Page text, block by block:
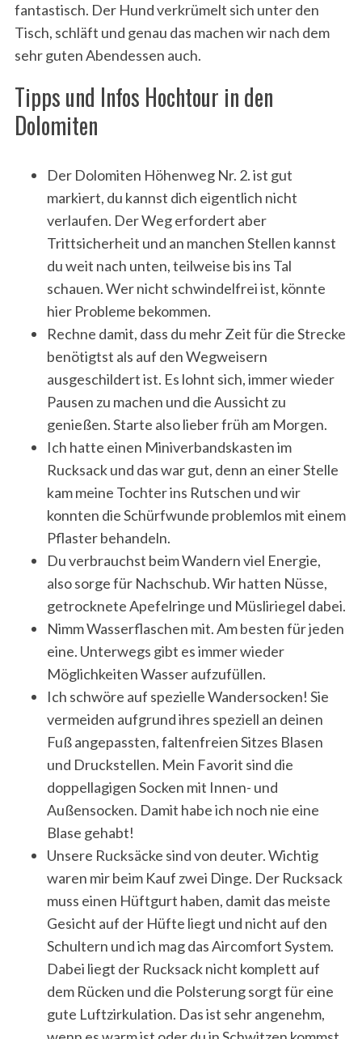
fantastisch. Der Hund verkrümelt sich unter den
Tisch, schläft und genau das machen wir nach dem
sehr guten Abendessen auch.
Tipps und Infos Hochtour in den
Dolomiten
Der Dolomiten Höhenweg Nr. 2. ist gut
markiert, du kannst dich eigentlich nicht
verlaufen. Der Weg erfordert aber
Trittsicherheit und an manchen Stellen kannst
du weit nach unten, teilweise bis ins Tal
schauen. Wer nicht schwindelfrei ist, könnte
hier Probleme bekommen.
Rechne damit, dass du mehr Zeit für die Strecke
benötigtst als auf den Wegweisern
ausgeschildert ist. Es lohnt sich, immer wieder
Pausen zu machen und die Aussicht zu
genießen. Starte also lieber früh am Morgen.
Ich hatte einen Miniverbandskasten im
Rucksack und das war gut, denn an einer Stelle
kam meine Tochter ins Rutschen und wir
konnten die Schürfwunde problemlos mit einem
Pflaster behandeln.
Du verbrauchst beim Wandern viel Energie,
also sorge für Nachschub. Wir hatten Nüsse,
getrocknete Apefelringe und Müsliriegel dabei.
Nimm Wasserflaschen mit. Am besten für jeden
eine. Unterwegs gibt es immer wieder
Möglichkeiten Wasser aufzufüllen.
Ich schwöre auf spezielle Wandersocken! Sie
vermeiden aufgrund ihres speziell an deinen
Fuß angepassten, faltenfreien Sitzes Blasen
und Druckstellen. Mein Favorit sind die
doppellagigen Socken mit Innen- und
Außensocken. Damit habe ich noch nie eine
Blase gehabt!
Unsere Rucksäcke sind von deuter. Wichtig
waren mir beim Kauf zwei Dinge. Der Rucksack
muss einen Hüftgurt haben, damit das meiste
Gesicht auf der Hüfte liegt und nicht auf den
Schultern und ich mag das Aircomfort System.
Dabei liegt der Rucksack nicht komplett auf
dem Rücken und die Polsterung sorgt für eine
gute Luftzirkulation. Das ist sehr angenehm,